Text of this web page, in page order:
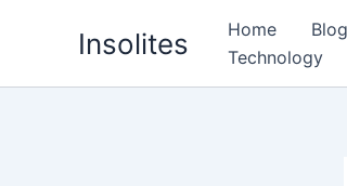
Insolites Home Blog
Technology